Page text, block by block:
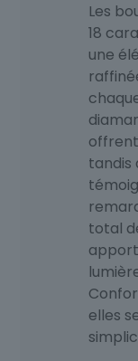
Les
18
une
tandis
total
elles